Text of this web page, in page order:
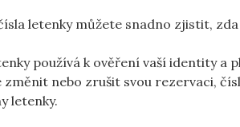
letenky můžete snadno zjistit,
používá k ověření vaší identity a
​nebo zrušit svou rezervaci,
letenky.